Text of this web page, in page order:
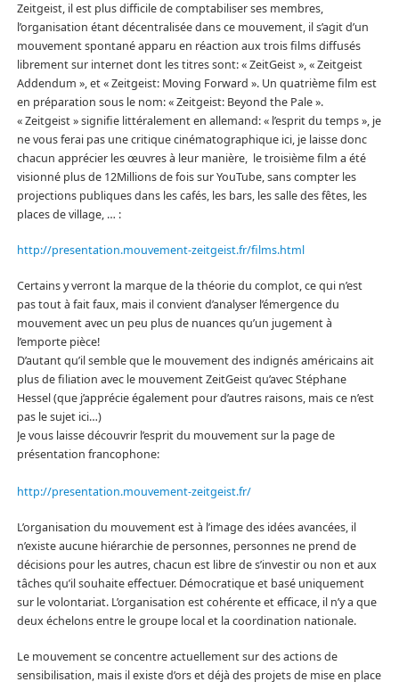
Zeitgeist, il est plus difficile de comptabiliser ses membres,
l’organisation étant décentralisée dans ce mouvement, il s’agit d’un
mouvement spontané apparu en réaction aux trois films diffusés
librement sur internet dont les titres sont: « ZeitGeist », « Zeitgeist
Addendum », et « Zeitgeist: Moving Forward ». Un quatrième film est
en préparation sous le nom: « Zeitgeist: Beyond the Pale ».
« Zeitgeist » signifie littéralement en allemand: « l’esprit du temps », je
ne vous ferai pas une critique cinématographique ici, je laisse donc
chacun apprécier les œuvres à leur manière, le troisième film a été
visionné plus de 12Millions de fois sur YouTube, sans compter les
projections publiques dans les cafés, les bars, les salle des fêtes, les
places de village, … :
http://presentation.mouvement-zeitgeist.fr/films.html
Certains y verront la marque de la théorie du complot, ce qui n’est
pas tout à fait faux, mais il convient d’analyser l’émergence du
mouvement avec un peu plus de nuances qu’un jugement à
l’emporte pièce!
D’autant qu’il semble que le mouvement des indignés américains ait
plus de filiation avec le mouvement ZeitGeist qu’avec Stéphane
Hessel (que j’apprécie également pour d’autres raisons, mais ce n’est
pas le sujet ici…)
Je vous laisse découvrir l’esprit du mouvement sur la page de
présentation francophone:
http://presentation.mouvement-zeitgeist.fr/
L’organisation du mouvement est à l’image des idées avancées, il
n’existe aucune hiérarchie de personnes, personnes ne prend de
décisions pour les autres, chacun est libre de s’investir ou non et aux
tâches qu’il souhaite effectuer. Démocratique et basé uniquement
sur le volontariat. L’organisation est cohérente et efficace, il n’y a que
deux échelons entre le groupe local et la coordination nationale.
Le mouvement se concentre actuellement sur des actions de
sensibilisation, mais il existe d’ors et déjà des projets de mise en place